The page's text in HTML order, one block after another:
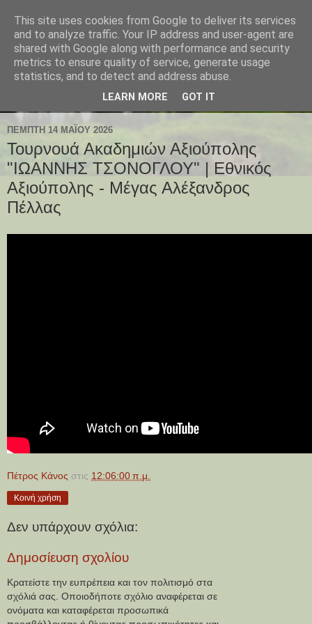
ΠΈΜΠΤΗ 14 ΜΑΪ́ΟΥ 2026
Τουρνουά Ακαδημιών Αξιούπολης
"ΙΩΑΝΝΗΣ ΤΣΟΝΟΓΛΟΥ" | Εθνικός
Αξιούπολης - Μέγας Αλέξανδρος
Πέλλας
Πέτρος Κάνος στις 12:06:00 π.μ.
Κοινή χρήση
Δεν υπάρχουν σχόλια:
Δημοσίευση σχολίου
Κρατείστε την ευπρέπεια και τον πολιτισμό στα
σχόλιά σας. Οποιοδήποτε σχόλιο αναφέρεται σε
ονόματα και καταφέρεται προσωπικά
This site uses cookies from Google to deliver its services
and to analyze traffic. Your IP address and user-agent are
shared with Google along with performance and security
metrics to ensure quality of service, generate usage
statistics, and to detect and address abuse.
LEARN MORE GOT IT